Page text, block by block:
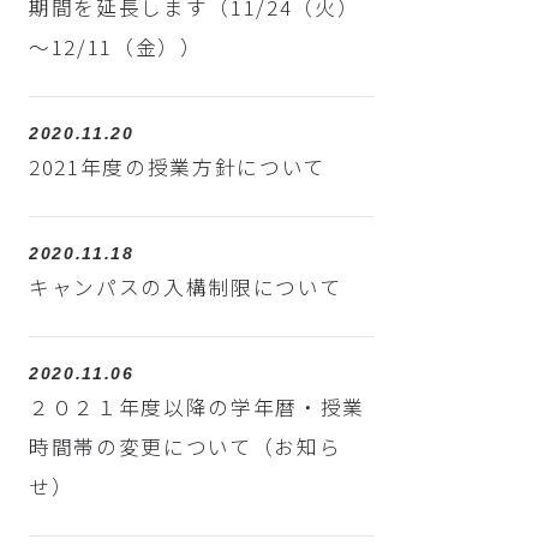
期間を延長します（11/24（火）
～12/11（金））
2020.11.20
2021年度の授業方針について
2020.11.18
キャンパスの入構制限について
2020.11.06
２０２１年度以降の学年暦・授業
時間帯の変更について（お知ら
せ）